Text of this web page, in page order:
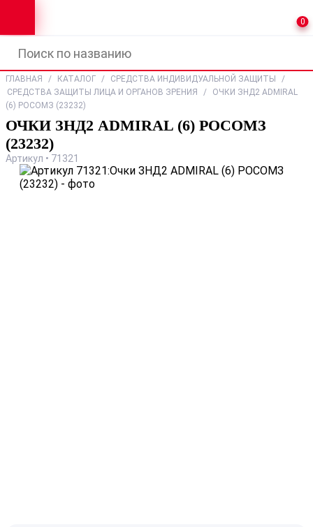
0
ГЛАВНАЯ / КАТАЛОГ / СРЕДСТВА ИНДИВИДУАЛЬНОЙ ЗАЩИТЫ
/
СРЕДСТВА ЗАЩИТЫ ЛИЦА И ОРГАНОВ ЗРЕНИЯ
/
ОЧКИ ЗНД2 ADMIRAL
(6) РОСОМЗ (23232)
ОЧКИ ЗНД2 ADMIRAL (6) РОСОМЗ
(23232)
Артикул • 71321